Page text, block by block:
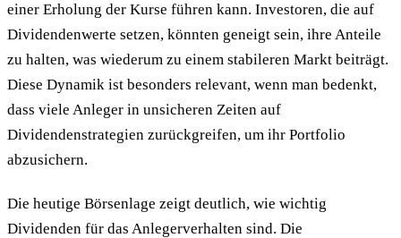
einer Erholung der Kurse führen kann. Investoren, die auf
Dividendenwerte setzen, könnten geneigt sein, ihre Anteile
zu halten, was wiederum zu einem stabileren Markt beiträgt.
Diese Dynamik ist besonders relevant, wenn man bedenkt,
dass viele Anleger in unsicheren Zeiten auf
Dividendenstrategien zurückgreifen, um ihr Portfolio
abzusichern.
Die heutige Börsenlage zeigt deutlich, wie wichtig
Dividenden für das Anlegerverhalten sind. Die